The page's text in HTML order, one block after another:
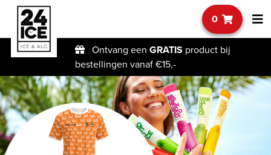
0
Ontvang een GRATIS product bij
bestellingen vanaf €15,-